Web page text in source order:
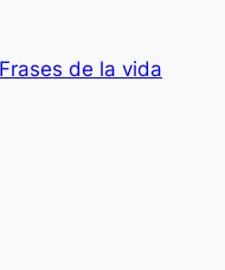
Frases de la vida